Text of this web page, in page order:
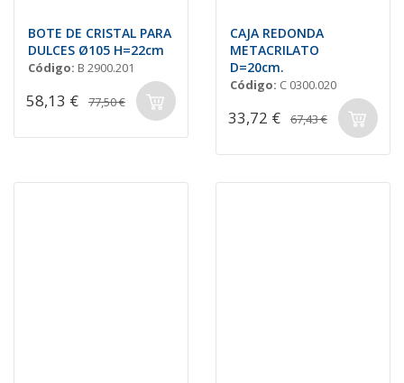
BOTE DE CRISTAL PARA
DULCES Ø105 H=22cm
Código: B 2900.201
58,13 € 77,50 €
CAJA REDONDA
METACRILATO
D=20cm.
Código: C 0300.020
33,72 € 67,43 €